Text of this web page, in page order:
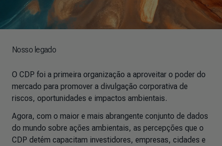
Nosso legado
O CDP foi a primeira organização a aproveitar o poder do
mercado para promover a divulgação corporativa de
riscos, oportunidades e impactos ambientais.
Agora, com o maior e mais abrangente conjunto de dados
do mundo sobre ações ambientais, as percepções que o
CDP detém capacitam investidores, empresas, cidades e